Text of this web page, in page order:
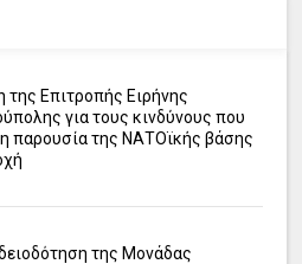
της Επιτροπής Ειρήνης
για τους κινδύνους που
η παρουσία της ΝΑΤΟϊκής βάσης
της Μονάδας